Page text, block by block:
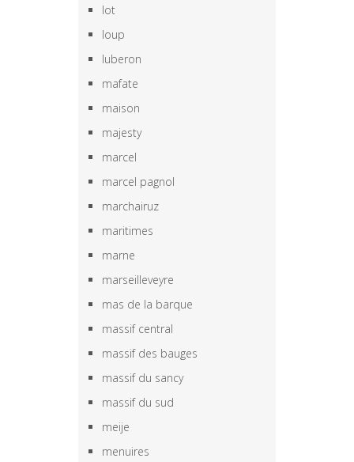
lot
loup
luberon
mafate
maison
majesty
marcel
marcel pagnol
marchairuz
maritimes
marne
marseilleveyre
mas de la barque
massif central
massif des bauges
massif du sancy
massif du sud
meije
menuires